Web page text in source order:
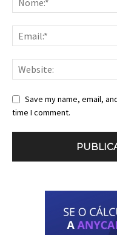
Save my name, email,
time I comment.